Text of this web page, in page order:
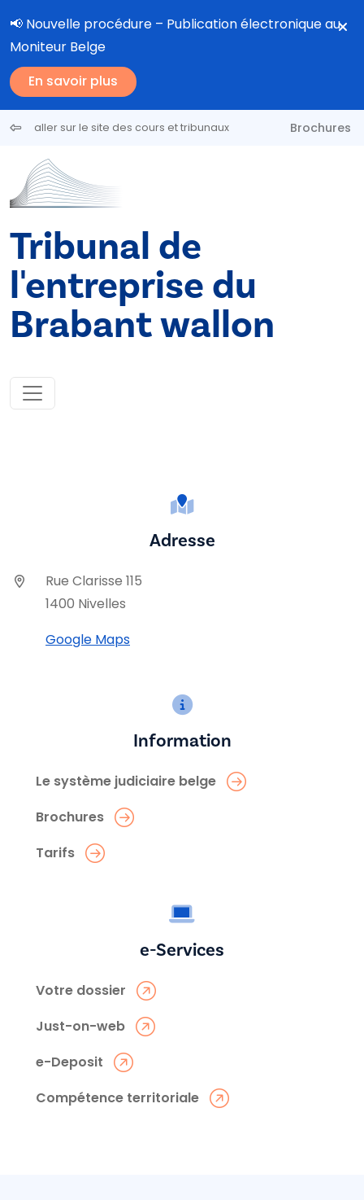
📢 Nouvelle procédure – Publication électronique au
Moniteur Belge
En savoir plus
aller sur le site des cours et tribunaux Brochures
Tribunal de
l'entreprise du
Brabant wallon
Adresse
Rue Clarisse 115
1400 Nivelles
Google Maps
Information
Le système judiciaire belge
Brochures
Tarifs
e-Services
Votre dossier
Just-on-web
e-Deposit
Compétence territoriale